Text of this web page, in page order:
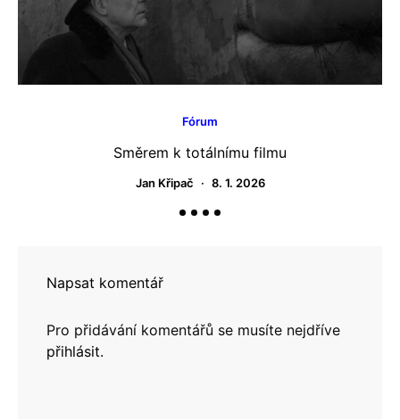
Fórum
Směrem k totálnímu filmu
Jan Křipač 8. 1. 2026
Napsat komentář
Pro přidávání komentářů se musíte nejdříve
přihlásit.